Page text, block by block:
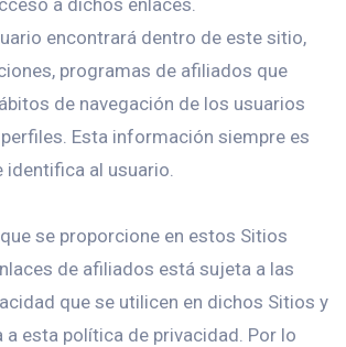
a dichos enlaces.
encontrará dentro de este sitio,
programas de afiliados que
de navegación de los usuarios
Esta información siempre es
identifica al usuario.
se proporcione en estos Sitios
de afiliados está sujeta a las
que se utilicen en dichos Sitios y
a esta política de privacidad. Por lo